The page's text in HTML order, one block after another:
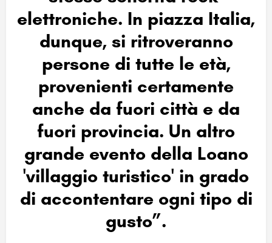
elettroniche. In piazza Italia,
dunque, si ritroveranno
persone di tutte le età,
provenienti certamente
anche da fuori città e da
fuori provincia. Un altro
grande evento della Loano
'villaggio turistico' in grado
di accontentare ogni tipo di
gusto”.